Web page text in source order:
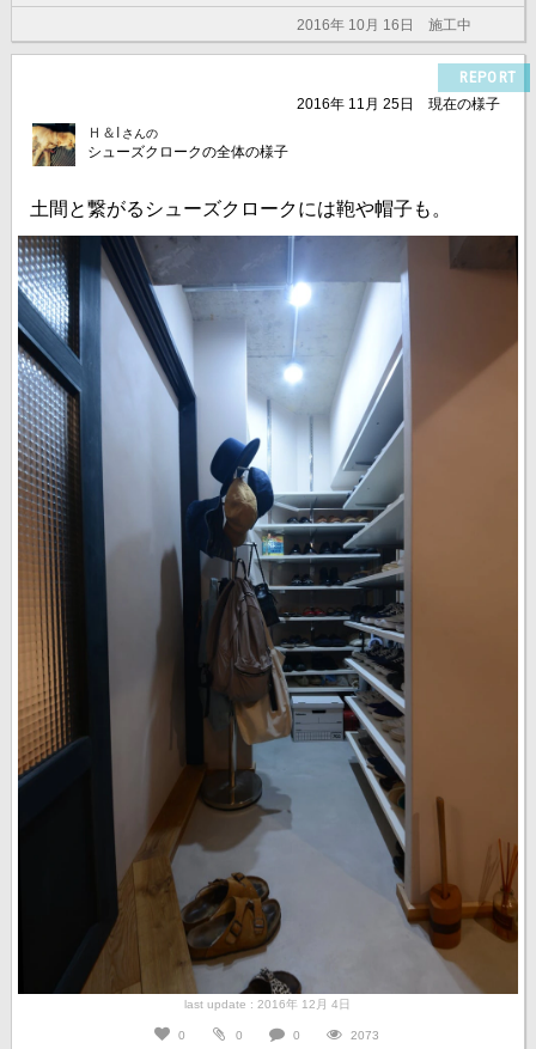
2016年 10月 16日 施工中
REPORT
2016年 11月 25日
現在の様子
Ｈ＆I さんの
シューズクロークの全体の様子
土間と繋がるシューズクロークには鞄や帽子も。
last update : 2016年 12月 4日
0 0 0 2073